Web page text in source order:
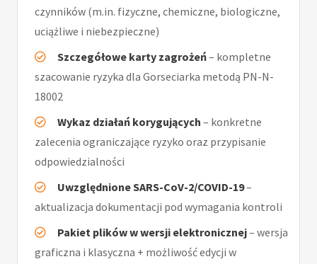
czynników (m.in. fizyczne, chemiczne, biologiczne,
uciążliwe i niebezpieczne)
Szczegółowe karty zagrożeń– kompletne
szacowanie ryzyka dla Gorseciarka metodą PN-N-
18002
Wykaz działań korygujących – konkretne
zalecenia ograniczające ryzyko oraz przypisanie
odpowiedzialności
Uwzględnione SARS-CoV-2/COVID-19–
aktualizacja dokumentacji pod wymagania kontroli
Pakiet plików w wersji elektronicznej– wersja
graficzna i klasyczna + możliwość edycji w